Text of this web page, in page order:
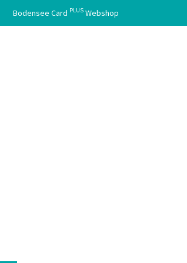
Bodensee Card PLUSWebshop